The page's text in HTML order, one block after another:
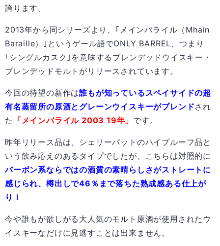
誇ります。
2013年から同シリーズより、｢メインバライル（Mhain
Baraille）｣というゲール語でONLY BARREL、つまり
｢シングルカスク｣を意味するブレンデッドウイスキー・
ブレンデッドモルトがリリースされています。
今回の待望の新作は誰もが知っているスペイサイドの超
有名蒸留所の原酒とグレーンウイスキーがブレンドされ
た 「メインバライル 2003 19年」 です。
昨年リリース品は、シェリーバットのハイプルーフ品と
いう飲み応えのあるタイプでしたが、こちらは対照的に
バーボン系ならではの酒質の素晴らしさがストレートに
感じられ、樽出しで46％まで落ちた熟成感ある仕上が
り！
今や誰もが欲しがる大人気のモルト原酒が使用されたウ
イスキーなだけに見逃すことは出来ません。